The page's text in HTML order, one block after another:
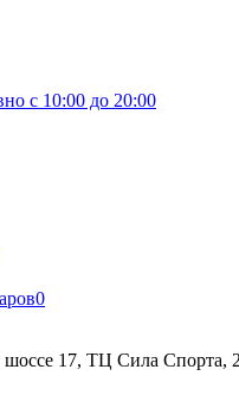
с 10:00 до 20:00
0
шоссе 17, ТЦ Сила Спорта,